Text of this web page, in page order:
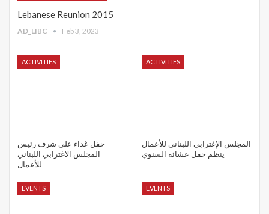
Lebanese Reunion 2015
AD_LIBC Feb 3, 2023
ACTIVITIES
حفل غذاء على شرف رئيس
المجلس الاغترابي اللبناني
للأعمال…
ACTIVITIES
المجلس الإغترابي اللبناني للأعمال
ينظم حفل عشائه السنوي
EVENTS EVENTS